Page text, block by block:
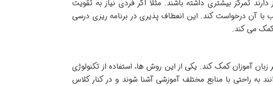
تمرکز بیشتری داشته باشند. مثلاً اگر فردی نیاز به تقویت
با آن درخواست کند. این انعطاف پذیری در برنامه ریزی درسی
کمک می کند.
آموزان کمک کند. یکی از این روش ها، استفاده از تکنولوژی
به راحتی با منابع مختلف آموزشی آشنا شوند و در کنار کلاس